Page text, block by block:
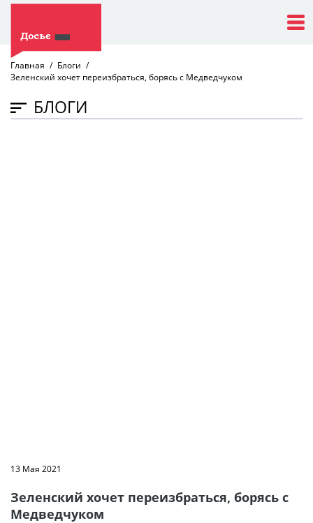
Главная
Блоги
Зеленский хочет переизбраться, борясь с Медведчуком
БЛОГИ
13 Мая 2021
Зеленский хочет переизбраться, борясь с
Медведчуком